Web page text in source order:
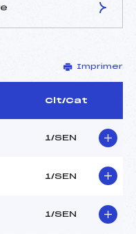
–
–
Imprimer
Clt/Cat
1/SEN
1/SEN
1/SEN